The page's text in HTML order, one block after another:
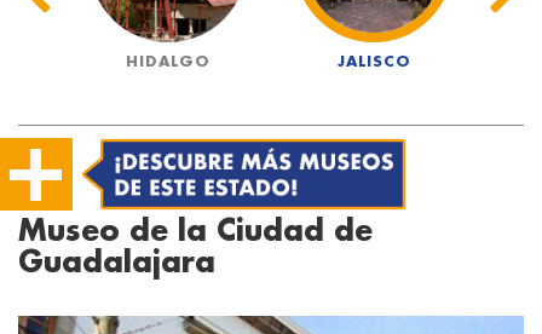
HIDALGO JALISCO
Museo de la Ciudad de
Guadalajara